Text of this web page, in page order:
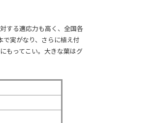
する適応力も高く、全国各
実がなり、さらに植え付
もってこい。大きな葉はグ